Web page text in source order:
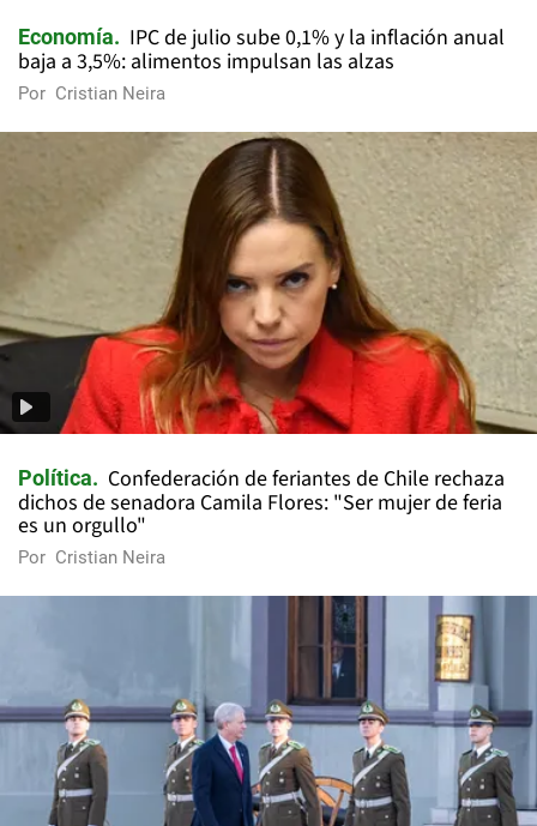
Economía
IPC de julio sube 0,1% y la inflación anual
baja a 3,5%: alimentos impulsan las alzas
Por Cristian Neira
Política
Confederación de feriantes de Chile rechaza
dichos de senadora Camila Flores: "Ser mujer de feria
es un orgullo"
Por Cristian Neira